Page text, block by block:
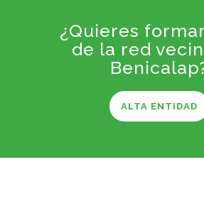
¿Quieres
de la red
ALTA ENTIDAD